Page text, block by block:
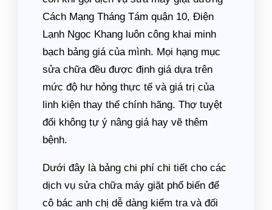
Cách Mạng Tháng Tám quận 10, Điện
Lạnh Ngọc Khang luôn công khai minh
bạch bảng giá của mình. Mọi hạng mục
sửa chữa đều được định giá dựa trên
mức độ hư hỏng thực tế và giá trị của
linh kiện thay thế chính hãng. Thợ tuyệt
đối không tự ý nâng giá hay vẽ thêm
bệnh.
Dưới đây là bảng chi phí chi tiết cho các
dịch vụ sửa chữa máy giặt phổ biến để
cô bác anh chị dễ dàng kiểm tra và đối